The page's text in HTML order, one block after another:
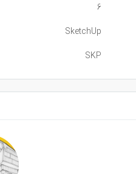
6
SketchUp
SKP